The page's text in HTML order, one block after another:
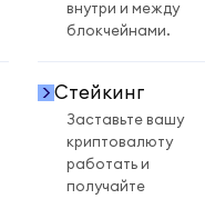
внутри и между
блокчейнами.
Стейкинг
Заставьте вашу
криптовалюту
работать и
получайте